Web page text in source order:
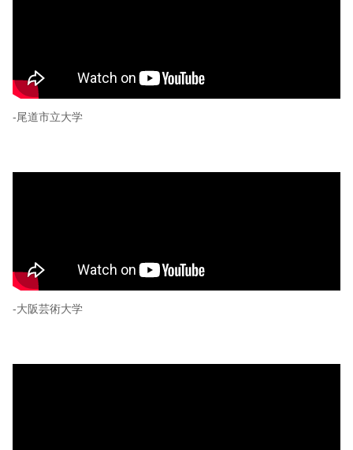
-尾道市立大学
-大阪芸術大学